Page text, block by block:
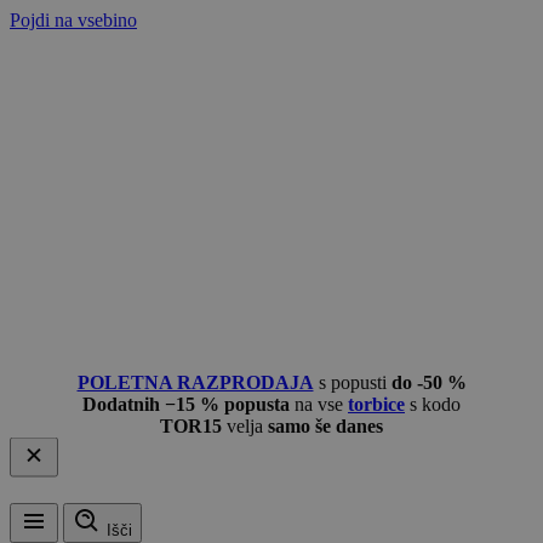
Pojdi na vsebino
POLETNA RAZPRODAJA s popusti do -50 %
Dodatnih −15 % popusta na vse torbice s kodo
TOR15 velja samo še danes
Išči